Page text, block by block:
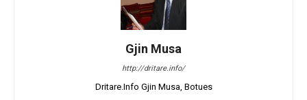
Gjin Musa
http://dritare.info/
Dritare.Info Gjin Musa, Botues